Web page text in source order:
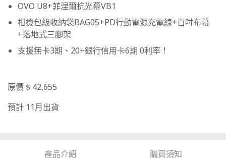
OVO U8+菲涅爾抗光幕VB1
相機包級收納袋BAG05+PD行動電源充電線+百吋布幕
+落地式三腳架
支援無卡3期、20+銀行信用卡6期 0利率！
原價 $ 42,655
預計 11月出貨
產品介紹 購買須知